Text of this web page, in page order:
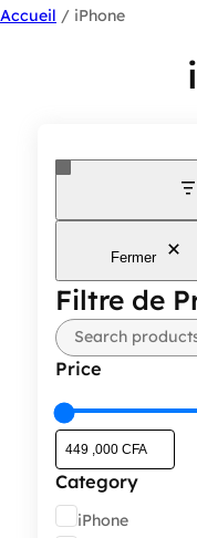
h
Accueil / iPhone
Fermer
Filtre de
Rechercher
Price
Category
Catégorie
iPhone